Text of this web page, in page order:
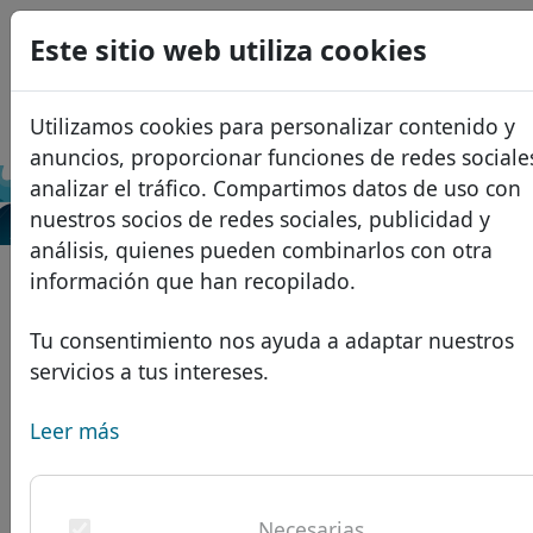
Este sitio web utiliza cookies
Utilizamos cookies para personalizar contenido y
anuncios, proporcionar funciones de redes
analizar el tráfico. Compartimos datos de uso con
nuestros socios de redes sociales, publicidad y
análisis, quienes pueden combinarlos con otra
información que han recopilado.
Tu consentimiento nos ayuda a adaptar nuestros
servicios a tus intereses.
Leer más
Dominios
Base de datos de dominios
Dominios africanos
Dominios asiáticos
Dominios europeos
Lista de precios
Descuentos
Transferir
Buscar
Servicios
FAQ
USD
EUR
GBP
Français
Italiano
Português
Română
Eesti
Buscar